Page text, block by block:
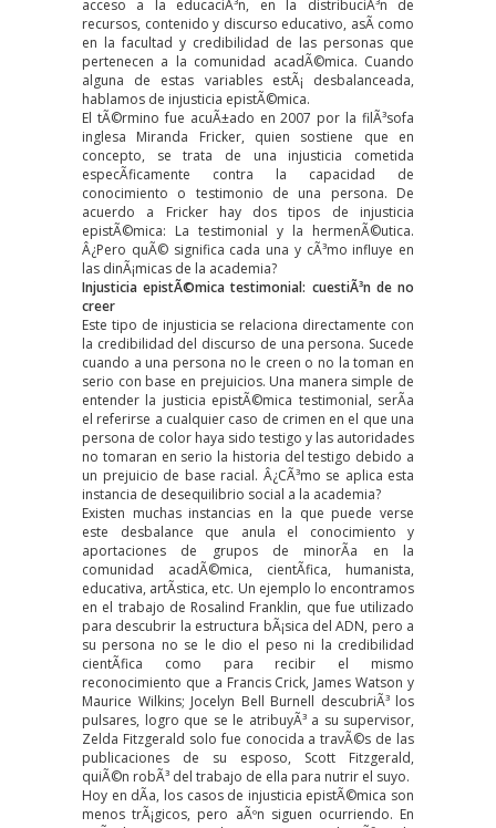
acceso a la educaciÃ³n, en la distribuciÃ³n de
recursos, contenido y discurso educativo, asÃ­ como
en la facultad y credibilidad de las personas que
pertenecen a la comunidad acadÃ©mica. Cuando
alguna de estas variables estÃ¡ desbalanceada,
hablamos de injusticia epistÃ©mica.
El tÃ©rmino fue acuÃ±ado en 2007 por la filÃ³sofa
inglesa Miranda Fricker, quien sostiene que en
concepto, se trata de una injusticia cometida
especÃ­ficamente contra la capacidad de
conocimiento o testimonio de una persona. De
acuerdo a Fricker hay dos tipos de injusticia
epistÃ©mica: La testimonial y la hermenÃ©utica.
Â¿Pero quÃ© significa cada una y cÃ³mo influye en
las dinÃ¡micas de la academia?
Injusticia epistÃ©mica testimonial: cuestiÃ³n de no
creer
Este tipo de injusticia se relaciona directamente con
la credibilidad del discurso de una persona. Sucede
cuando a una persona no le creen o no la toman en
serio con base en prejuicios. Una manera simple de
entender la justicia epistÃ©mica testimonial, serÃ­a
el referirse a cualquier caso de crimen en el que una
persona de color haya sido testigo y las autoridades
no tomaran en serio la historia del testigo debido a
un prejuicio de base racial. Â¿CÃ³mo se aplica esta
instancia de desequilibrio social a la academia?
Existen muchas instancias en la que puede verse
este desbalance que anula el conocimiento y
aportaciones de grupos de minorÃ­a en la
comunidad acadÃ©mica, cientÃ­fica, humanista,
educativa, artÃ­stica, etc. Un ejemplo lo encontramos
en el trabajo de Rosalind Franklin, que fue utilizado
para descubrir la estructura bÃ¡sica del ADN, pero a
su persona no se le dio el peso ni la credibilidad
cientÃ­fica como para recibir el mismo
reconocimiento que a Francis Crick, James Watson y
Maurice Wilkins; Jocelyn Bell Burnell descubriÃ³ los
pulsares, logro que se le atribuyÃ³ a su supervisor,
Zelda Fitzgerald solo fue conocida a travÃ©s de las
publicaciones de su esposo, Scott Fitzgerald,
quiÃ©n robÃ³ del trabajo de ella para nutrir el suyo.
Hoy en dÃ­a, los casos de injusticia epistÃ©mica son
menos trÃ¡gicos, pero aÃºn siguen ocurriendo. En